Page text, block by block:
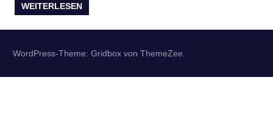
WEITERLESEN
WordPress-Theme: Gridbox von ThemeZee.